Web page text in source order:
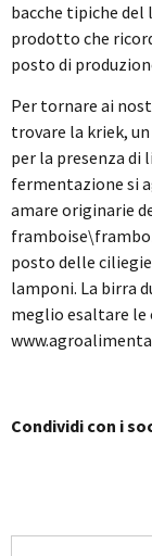
bacche tipiche
prodotto che
posto di
Per tornare ai
trovare la kriek,
per la presenza di
fermentazione si
amare originarie
posto delle
lamponi. La birra
meglio esaltare le
Condividi con i